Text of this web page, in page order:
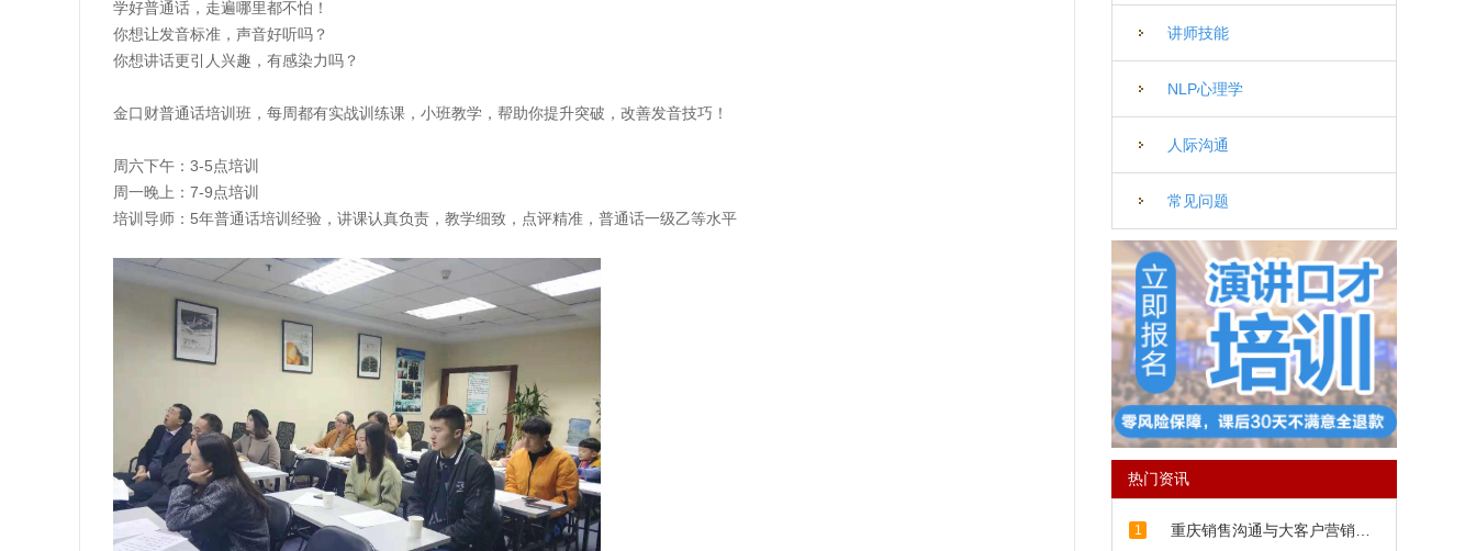
讲师技能
NLP心理学
人际沟通
常见问题
热门资讯
1
重庆销售沟通与大客户营销培
学好普通话，走遍哪里都不怕！
你想让发音标准，声音好听吗？
你想讲话更引人兴趣，有感染力吗？
金口财普通话培训班，每周都有实战训练课，小班教学，帮助你提升突破，改善发音技巧！
周六下午：3-5点培训
周一晚上：7-9点培训
培训导师：5年普通话培训经验，讲课认真负责，教学细致，点评精准，普通话一级乙等水平